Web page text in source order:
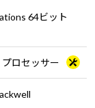
64ビット
ロセッサー